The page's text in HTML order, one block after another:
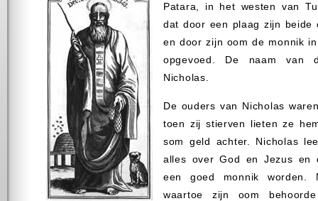
Patara, in het westen van
dat door een plaag zijn beide
en door zijn oom de monnik
opgevoed. De naam van
Nicholas.
De ouders van Nicholas
toen zij stierven lieten ze
som geld achter. Nicholas
alles over God en Jezus en
een goed monnik
waartoe zijn oom